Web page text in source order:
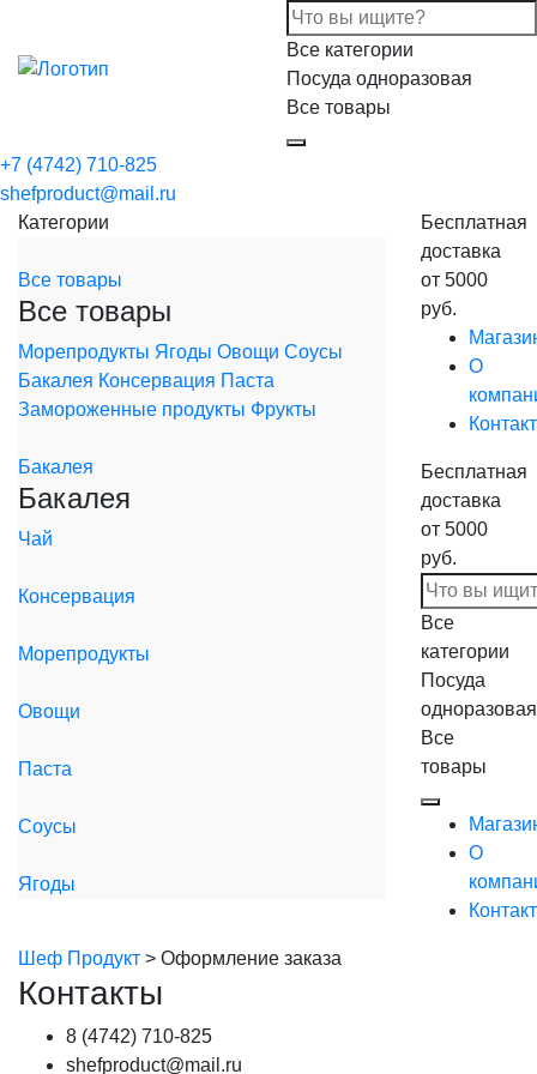
Все категории
Посуда одноразовая
Все товары
+7 (4742) 710-825
shefproduct@mail.ru
Категории
Все товары
Все товары
Морепродукты Ягоды Овощи Соусы
Бакалея Консервация Паста
Замороженные продукты Фрукты
Бакалея
Бакалея
Чай
Консервация
Морепродукты
Овощи
Паста
Соусы
Ягоды
Бесплатная
доставка
от 5000
руб.
О
Бесплатная
доставка
от 5000
руб.
Все
категории
Посуда
одноразовая
Все
товары
О
Шеф Продукт > Оформление заказа
Контакты
8 (4742) 710-825
shefproduct@mail.ru